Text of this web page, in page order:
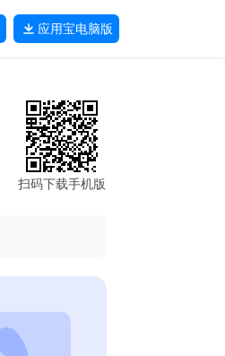
应用宝电脑版
扫码下载手机版